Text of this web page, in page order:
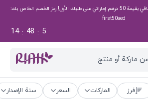
خصم 40% على العطور + خصم إضافي بقيمة 50 درهم إماراتي على طلبك الأول! رمز الخصم الخاص بك:
first50aed
5
:
48
:
14
ماركة أو منتج
فرز الماركات السعر سنة الإصدار